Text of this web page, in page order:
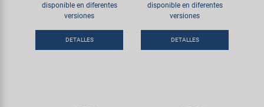
disponible en diferentes
versiones
DETALLES
disponible en diferentes
versiones
DETALLES